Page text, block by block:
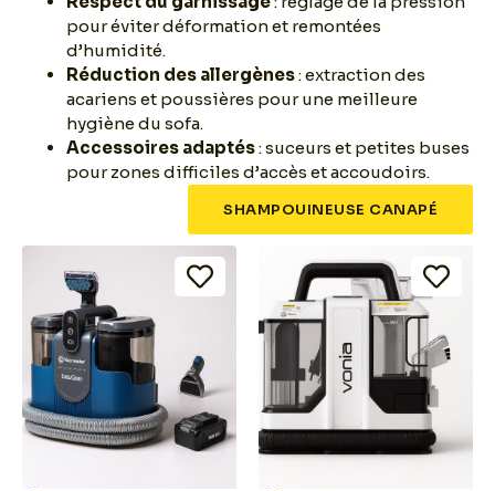
pour éviter déformation et remontées
d’humidité.
Réduction des allergènes: extraction des
acariens et poussières pour une meilleure
hygiène du sofa.
Accessoires adaptés: suceurs et petites buses
pour zones difficiles d’accès et accoudoirs.
SHAMPOUINEUSE CANAPÉ